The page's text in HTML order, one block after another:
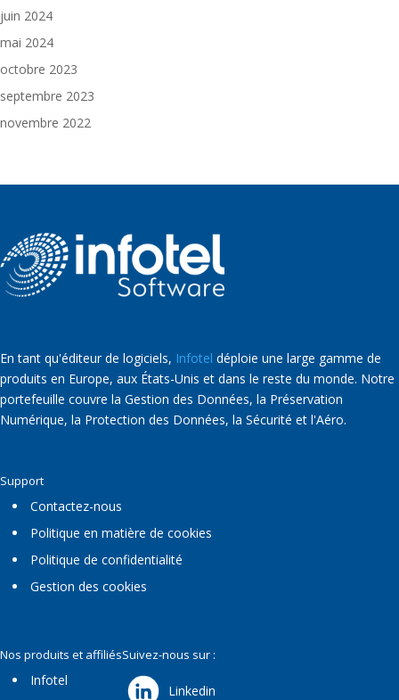
juin 2024
mai 2024
octobre 2023
septembre 2023
novembre 2022
En tant qu'éditeur de logiciels, Infotel déploie une large gamme de
produits en Europe, aux États-Unis et dans le reste du monde. Notre
portefeuille couvre la Gestion des Données, la Préservation
Numérique, la Protection des Données, la Sécurité et l'Aéro.
Support
Contactez-nous
Politique en matière de cookies
Politique de confidentialité
Gestion des cookies
Nos produits et affiliés
Infotel
Suivez-nous sur :
Linkedin